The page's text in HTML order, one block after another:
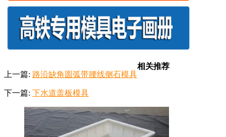
上一篇: 路沿缺角圆弧带腰线侧石模具
下一篇: 下水道盖板模具
相关推荐